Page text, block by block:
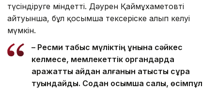
түсіндіруге міндетті. Дәурен Қаймұхаметовтің
айтуынша, бұл қосымша тексеріске алып келуі
мүмкін.
– Ресми табыс мүліктің құнына сәйкес
келмесе, мемлекеттік органдарда
қаражатты қайдан алғанын қатысты сұрақ
туындайды. Содан қосымша салық, өсімпұл